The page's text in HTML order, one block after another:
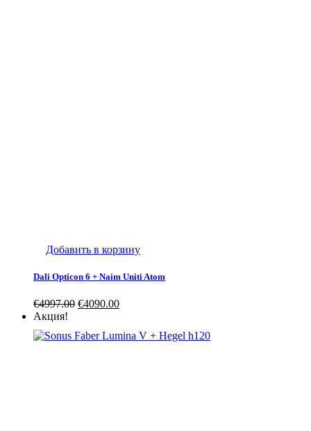
Добавить в корзину
Dali Opticon 6 + Naim Uniti Atom
€4997.00 €4090.00
Акция!